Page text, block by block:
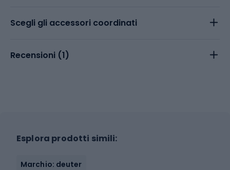
Scegli gli accessori coordinati
Recensioni (1)
Esplora prodotti simili:
Marchio: deuter